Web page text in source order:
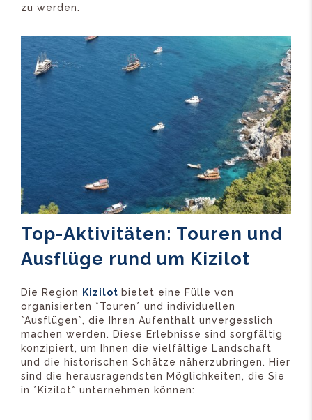
zu werden.
Top-Aktivitäten: Touren und
Ausflüge rund um Kizilot
Die Region Kizilot bietet eine Fülle von
organisierten *Touren* und individuellen
*Ausflügen*, die Ihren Aufenthalt unvergesslich
machen werden. Diese Erlebnisse sind sorgfältig
konzipiert, um Ihnen die vielfältige Landschaft
und die historischen Schätze näherzubringen. Hier
sind die herausragendsten Möglichkeiten, die Sie
in *Kizilot* unternehmen können: